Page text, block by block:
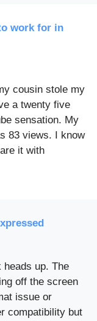
work for in
cousin stole my
a twenty five
sensation. My
83 views. I know
it with
heads up. The
off the screen
issue or
compatibility but